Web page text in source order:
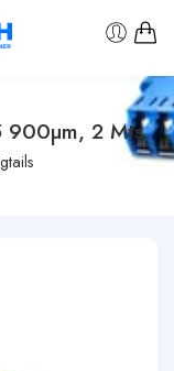
900µm, 2 Mts.